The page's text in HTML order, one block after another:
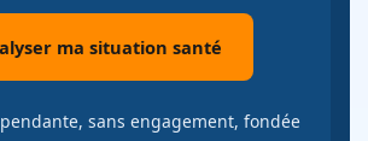
ma situation santé
sans engagement, fondée